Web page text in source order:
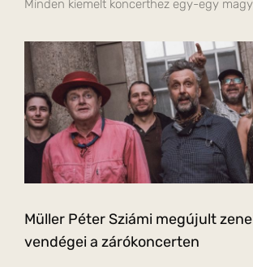
Minden kiemelt koncerthez egy-egy
Müller Péter Sziámi megújult
vendégei a zárókoncerten